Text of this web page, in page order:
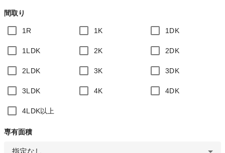
間取り
1R 1K 1DK
1LDK 2K 2DK
2LDK 3K 3DK
3LDK 4K 4DK
4LDK以上
専有面積
指定なし